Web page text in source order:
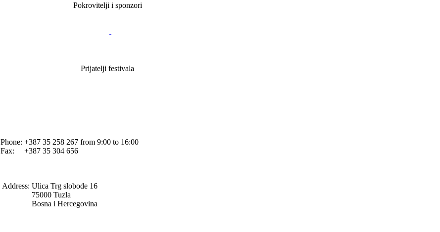
Pokrovitelji i sponzori
Prijatelji festivala
Phone: +387 35 258 267 from 9:00 to 16:00
Fax: +387 35 304 656
Address: Ulica Trg slobode 16
75000 Tuzla
Bosna i Hercegovina